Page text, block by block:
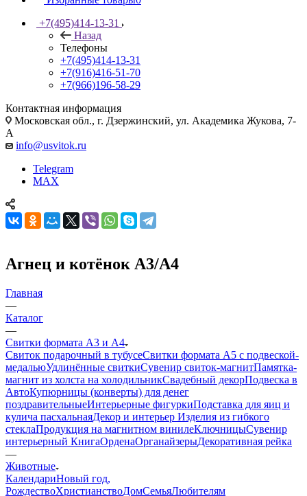
+7(495)414-13-31
Назад
Телефоны
+7(495)414-13-31
+7(916)416-51-70
+7(966)196-58-29
Контактная информация
Московская обл., г. Дзержинский, ул. Академика Жукова, 7-
А
info@usvitok.ru
Telegram
MAX
Агнец и котёнок А3/A4
Главная
—
Каталог
—
Свитки формата А3 и А4
Свиток подарочный в тубусеСвитки формата А5 с подвеской-
медальюУдлинённые свиткиСувенир свиток-магнитПамятка-
магнит из холста на холодильникСвадебный декорПодвеска в
АвтоКупюрницы (конверты) для денег
поздравительныеИнтерьерные фигуркиПодставка для яиц и
кулича пасхальнаяДекор и интерьер Изделия из гибкого
стеклаПродукция на магнитном винилеКлючницыСувенир
интерьерный КнигаОрденаОрганайзерыДекоративная рейка
—
Животные
КалендариНовый год,
РождествоХристианствоДомСемьяЛюбителям